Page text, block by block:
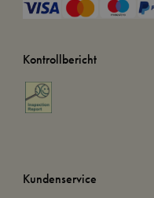
Kontrollbericht
Kundenservice